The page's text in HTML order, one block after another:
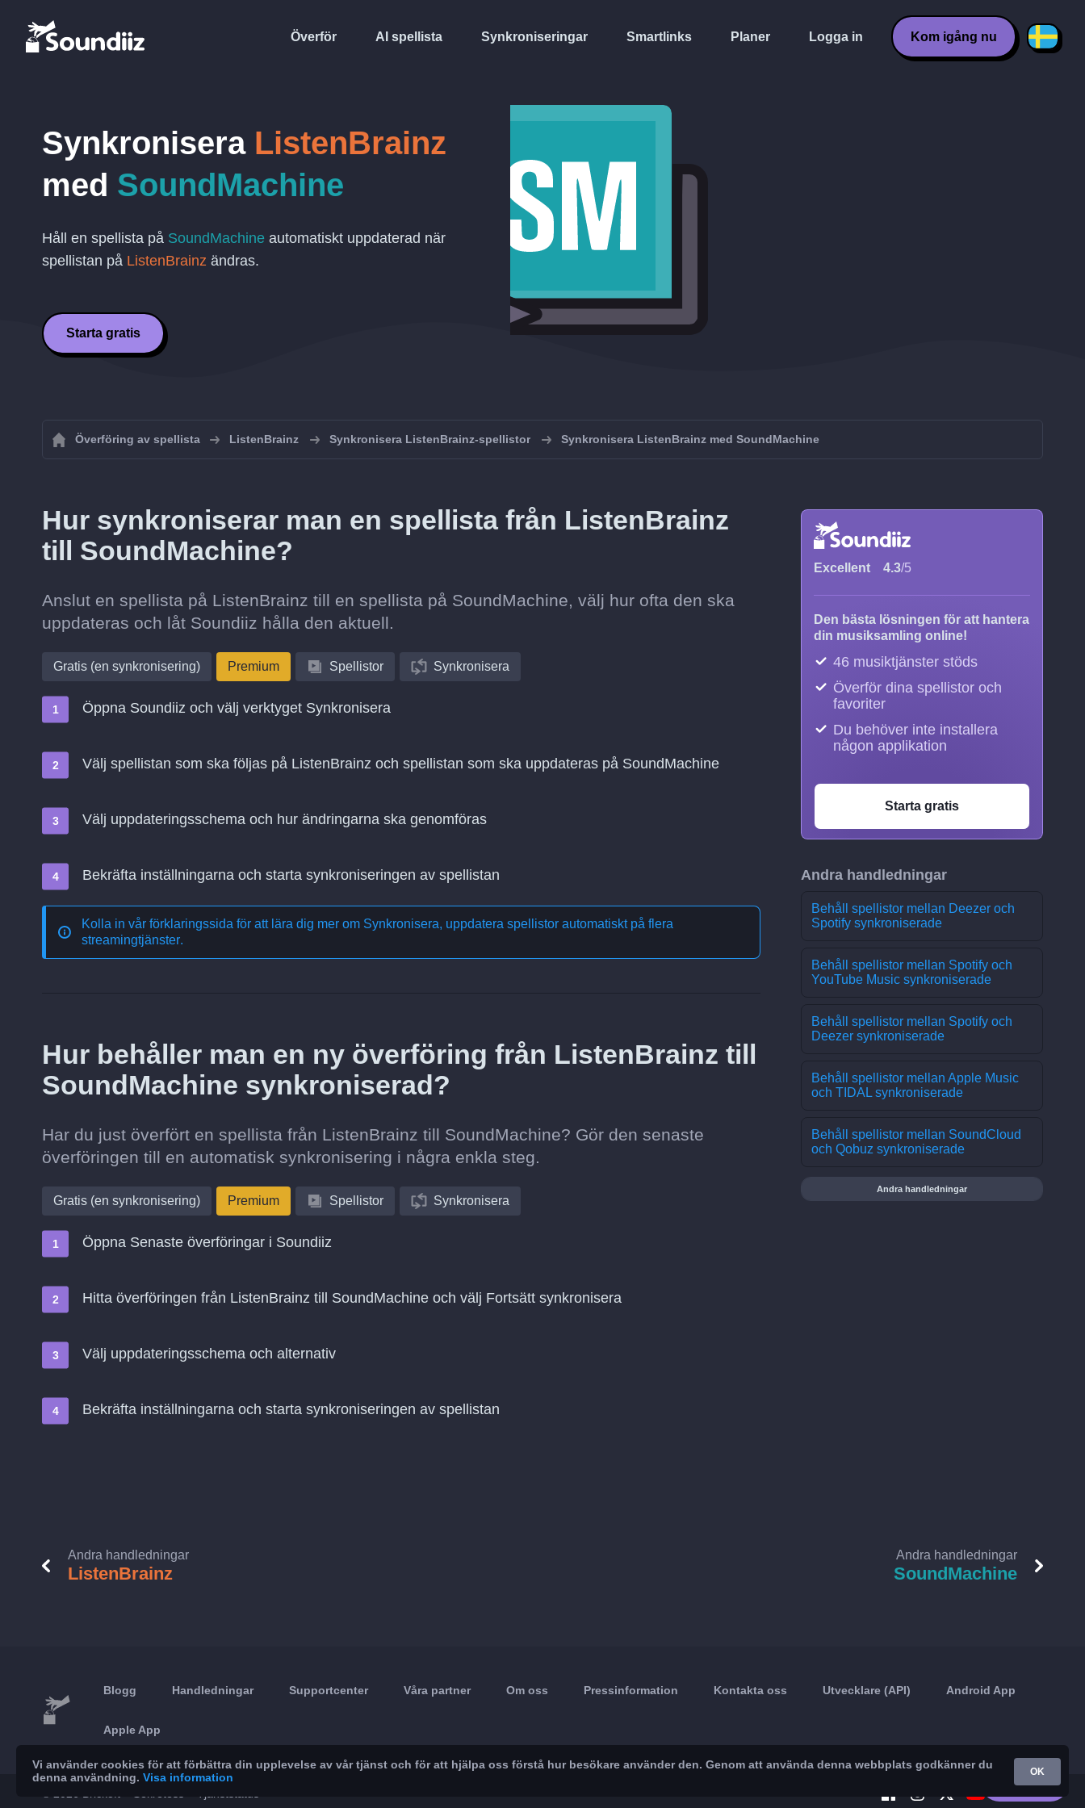
Överför AI spellista Synkroniseringar Smartlinks Planer Logga in Kom igång nu
Synkronisera ListenBrainz
med SoundMachine
Håll en spellista på SoundMachine automatiskt uppdaterad när
spellistan på ListenBrainz ändras.
Starta gratis
Överföring av spellista ListenBrainz Synkronisera ListenBrainz-spellistor Synkronisera ListenBrainz med SoundMachine
Hur synkroniserar man en spellista från ListenBrainz
till SoundMachine?
Anslut en spellista på ListenBrainz till en spellista på SoundMachine, välj hur ofta den ska
uppdateras och låt Soundiiz hålla den aktuell.
Gratis (en synkronisering) Premium Spellistor Synkronisera
Öppna Soundiiz och välj verktyget Synkronisera
Välj spellistan som ska följas på ListenBrainz och spellistan som ska uppdateras på SoundMachine
Välj uppdateringsschema och hur ändringarna ska genomföras
Bekräfta inställningarna och starta synkroniseringen av spellistan
Kolla in vår förklaringssida för att lära dig mer om Synkronisera, uppdatera spellistor automatiskt på flera
streamingtjänster.
Hur behåller man en ny överföring från ListenBrainz till
SoundMachine synkroniserad?
Har du just överfört en spellista från ListenBrainz till SoundMachine? Gör den senaste
överföringen till en automatisk synkronisering i några enkla steg.
Gratis (en synkronisering) Premium Spellistor Synkronisera
Öppna Senaste överföringar i Soundiiz
Hitta överföringen från ListenBrainz till SoundMachine och välj Fortsätt synkronisera
Välj uppdateringsschema och alternativ
Bekräfta inställningarna och starta synkroniseringen av spellistan
Excellent 4.3/5
Den bästa lösningen för att hantera
din musiksamling online!
46 musiktjänster stöds
Överför dina spellistor och
favoriter
Du behöver inte installera
någon applikation
Starta gratis
Andra handledningar
Behåll spellistor mellan Deezer och
Spotify synkroniserade
Behåll spellistor mellan Spotify och
YouTube Music synkroniserade
Behåll spellistor mellan Spotify och
Deezer synkroniserade
Behåll spellistor mellan Apple Music
och TIDAL synkroniserade
Behåll spellistor mellan SoundCloud
och Qobuz synkroniserade
Andra handledningar
Andra handledningar
ListenBrainz
Andra handledningar
SoundMachine
Blogg Handledningar Supportcenter Våra partner Om oss Pressinformation Kontakta oss Utvecklare (API) Android App
Apple App
Vi använder cookies för att förbättra din upplevelse av vår tjänst och för att hjälpa oss förstå hur besökare använder den. Genom att använda denna webbplats godkänner du
denna användning. Visa information OK